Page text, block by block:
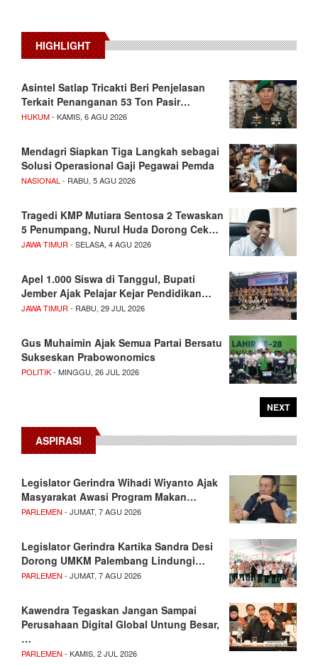
HIGHLIGHT
Asintel Satlap Tricakti Beri Penjelasan
Terkait Penanganan 53 Ton Pasir…
HUKUM- KAMIS, 6 AGU 2026
Mendagri Siapkan Tiga Langkah sebagai
Solusi Operasional Gaji Pegawai Pemda
NASIONAL - RABU, 5 AGU 2026
Tragedi KMP Mutiara Sentosa 2 Tewaskan
5 Penumpang, Nurul Huda Dorong Cek…
JAWA TIMUR - SELASA, 4 AGU 2026
Apel 1.000 Siswa di Tanggul, Bupati
Jember Ajak Pelajar Kejar Pendidikan…
JAWA TIMUR - RABU, 29 JUL 2026
Gus Muhaimin Ajak Semua Partai Bersatu
Sukseskan Prabowonomics
POLITIK- MINGGU, 26 JUL 2026
NEXT
ASPIRASI
Legislator Gerindra Wihadi Wiyanto Ajak
Masyarakat Awasi Program Makan…
PARLEMEN - JUMAT, 7 AGU 2026
Legislator Gerindra Kartika Sandra Desi
Dorong UMKM Palembang Lindungi…
PARLEMEN - JUMAT, 7 AGU 2026
Kawendra Tegaskan Jangan Sampai
Perusahaan Digital Global Untung Besar,
…
PARLEMEN - KAMIS, 2 JUL 2026